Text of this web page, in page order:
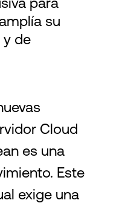
su
y de
Cloud
es una
Este
exige una